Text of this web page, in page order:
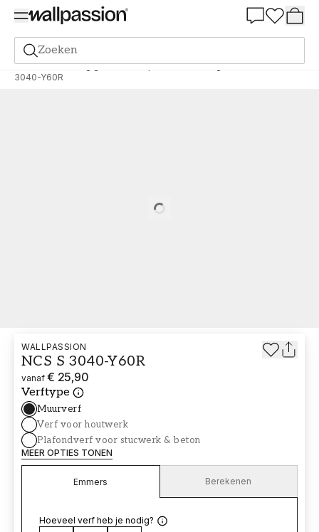
Zoeken
Verf Bestelling gebaseerd op NCS Bestelling door NCS
3040-Y60R
WALLPASSION
NCS S 3040-Y60R
vanaf € 25,90
Verftype
Muurverf
Verf voor houtwerk
Plafondverf voor stucwerk & beton
MEER OPTIES TONEN
Emmers Berekenen
Hoeveel verf heb je nodig?